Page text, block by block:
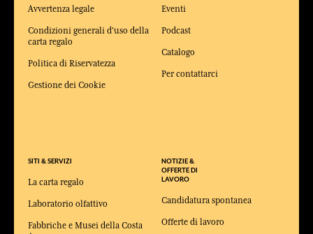
Avvertenza legale
Condizioni generali d'uso della
carta regalo
Politica di Riservatezza
Gestione dei Cookie
SITI & SERVIZI
La carta regalo
Laboratorio olfattivo
Fabbriche e Musei della Costa
Eventi
Podcast
Catalogo
Per contattarci
NOTIZIE &
OFFERTE DI
LAVORO
Candidatura spontanea
Offerte di lavoro